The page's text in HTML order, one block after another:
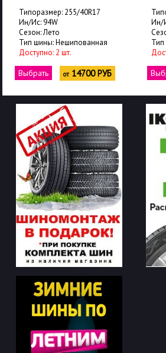
Типоразмер: 255/40R17
Ин/Ис: 94W
Сезон: Лето
Тип шины: Нешипованная
Доступно: 2 шт.
Выбрать от14700 РУБ
Ин/